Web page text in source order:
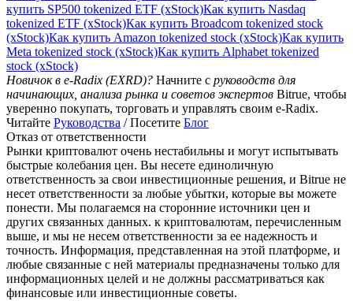
купить SP500 tokenized ETF (xStock)Как купить Nasdaq
tokenized ETF (xStock)Как купить Broadcom tokenized stock
(xStock)Как купить Amazon tokenized stock (xStock)Как купить
Meta tokenized stock (xStock)Как купить Alphabet tokenized
stock (xStock)
Новичок в e-Radix (EXRD)? Начните с руководств для
начинающих, анализа рынка и советов экспертов Bitrue, чтобы
уверенно покупать, торговать и управлять своим e-Radix.
Читайте Руководства / Посетите Блог
Отказ от ответственности
Рынки криптовалют очень нестабильны и могут испытывать
быстрые колебания цен. Вы несете единоличную
ответственность за свои инвестиционные решения, и Bitrue не
несет ответственности за любые убытки, которые вы можете
понести. Мы полагаемся на сторонние источники цен и
других связанных данных. к криптовалютам, перечисленным
выше, и мы не несем ответственности за ее надежность и
точность. Информация, представленная на этой платформе, и
любые связанные с ней материалы предназначены только для
информационных целей и не должны рассматриваться как
финансовые или инвестиционные советы.